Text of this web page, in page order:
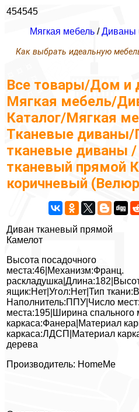
454545
Мягкая мебель /Диваны
Как выбрать идеальную
Все товары/Дом и
Мягкая мебель/
Каталог/Мягкая
Тканевые
тканевые диваны
тканевый прямой
коричневый
Диван тканевый прямой
Камелот
Высота посадочного
места:46|Механизм:Франц.
ящик:Нет|Угол:Нет|Тип
Наполнитель:ППУ|Число
места:195|Ширина спального
каркаса:Фанера|Материал
каркаса:ЛДСП|Материал
дерева
Производитель: HomeMe